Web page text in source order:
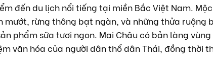
đến du lịch nổi tiếng tại miền Bắc Việt Nam.
mướt, rừng thông bạt ngàn, và những thửa
phẩm sữa tươi ngon. Mai Châu có bản làng
văn hóa của người dân thổ dân Thái, đồng thời